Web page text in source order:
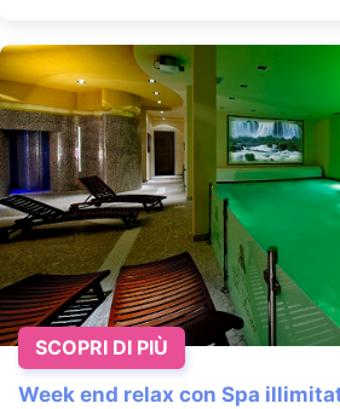
Week end relax con Spa
SCOPRI DI PIÙ